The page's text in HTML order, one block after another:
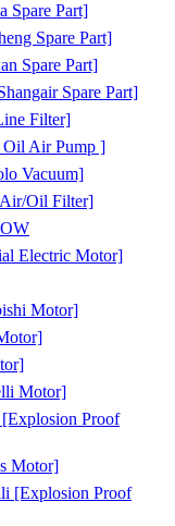
Part]
Spare Part]
Spare Part]
Spare Part]
Filter]
Air Pump ]
Vacuum]
Oil Filter]
Electric Motor]
Motor]
Motor]
Proof
Motor]
[Explosion Proof